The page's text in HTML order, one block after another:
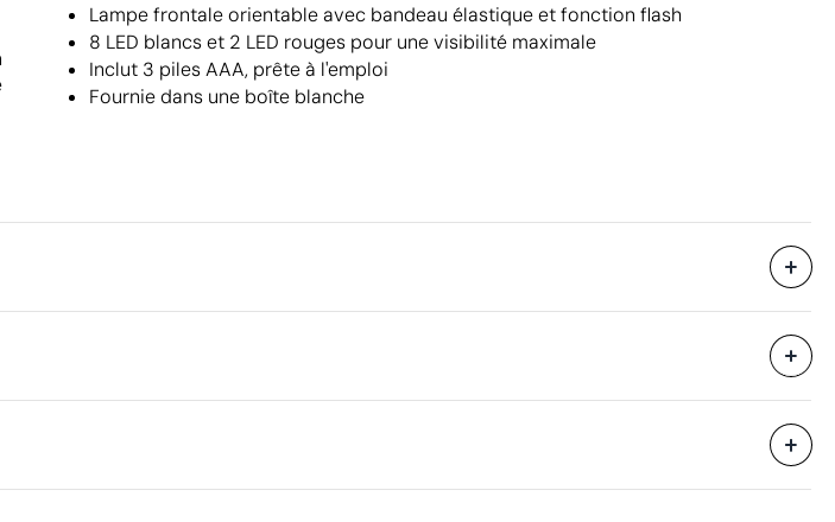
Lampe frontale orientable avec bandeau élastique et fonction flash
8 LED blancs et 2 LED rouges pour une visibilité maximale
Inclut 3 piles AAA, prête à l'emploi
Fournie dans une boîte blanche
Emballage
Poids de la boîte extérieure
11.7 kg